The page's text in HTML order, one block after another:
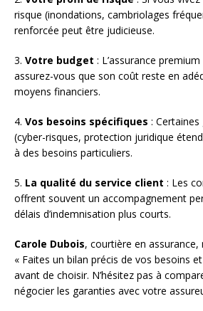
risque (inondations, cambriolages
renforcée peut être judicieuse.
3. Votre budget : L’assurance
assurez-vous que son coût reste en
moyens financiers.
4. Vos besoins spécifiques :
(cyber-risques, protection juridique
à des besoins particuliers.
5. La qualité du service client : Les
offrent souvent un accompagnement
délais d’indemnisation plus courts.
Carole Dubois, courtière en assurance,
« Faites un bilan précis de vos besoins
avant de choisir. N’hésitez pas à
négocier les garanties avec votre